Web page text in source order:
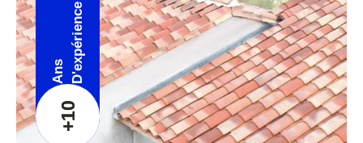
+10
Ans D'expérience